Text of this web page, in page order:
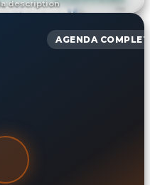
description
AGENDA COMPLET